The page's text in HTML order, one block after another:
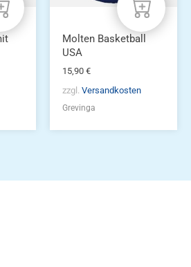
Molten Basketball
USA
15,90 €
zzgl. Versandkosten
Grevinga